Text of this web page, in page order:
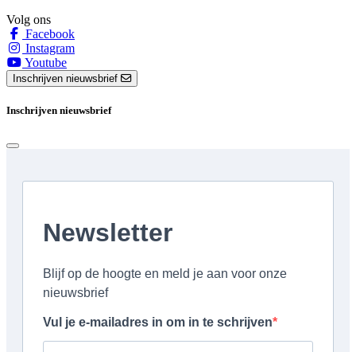
Volg ons
Facebook
Instagram
Youtube
Inschrijven nieuwsbrief
Inschrijven nieuwsbrief